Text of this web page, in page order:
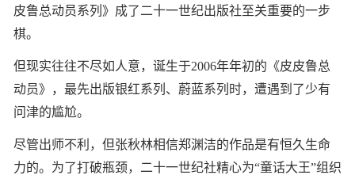
皮鲁总动员系列》成了二十一世纪出版社至关重要的一步
棋。
但现实往往不尽如人意，诞生于2006年年初的《皮皮鲁总
动员》，最先出版银红系列、蔚蓝系列时，遭遇到了少有
问津的尴尬。
尽管出师不利，但张秋林相信郑渊洁的作品是有恒久生命
力的。为了打破瓶颈，二十一世纪社精心为“童话大王”组织